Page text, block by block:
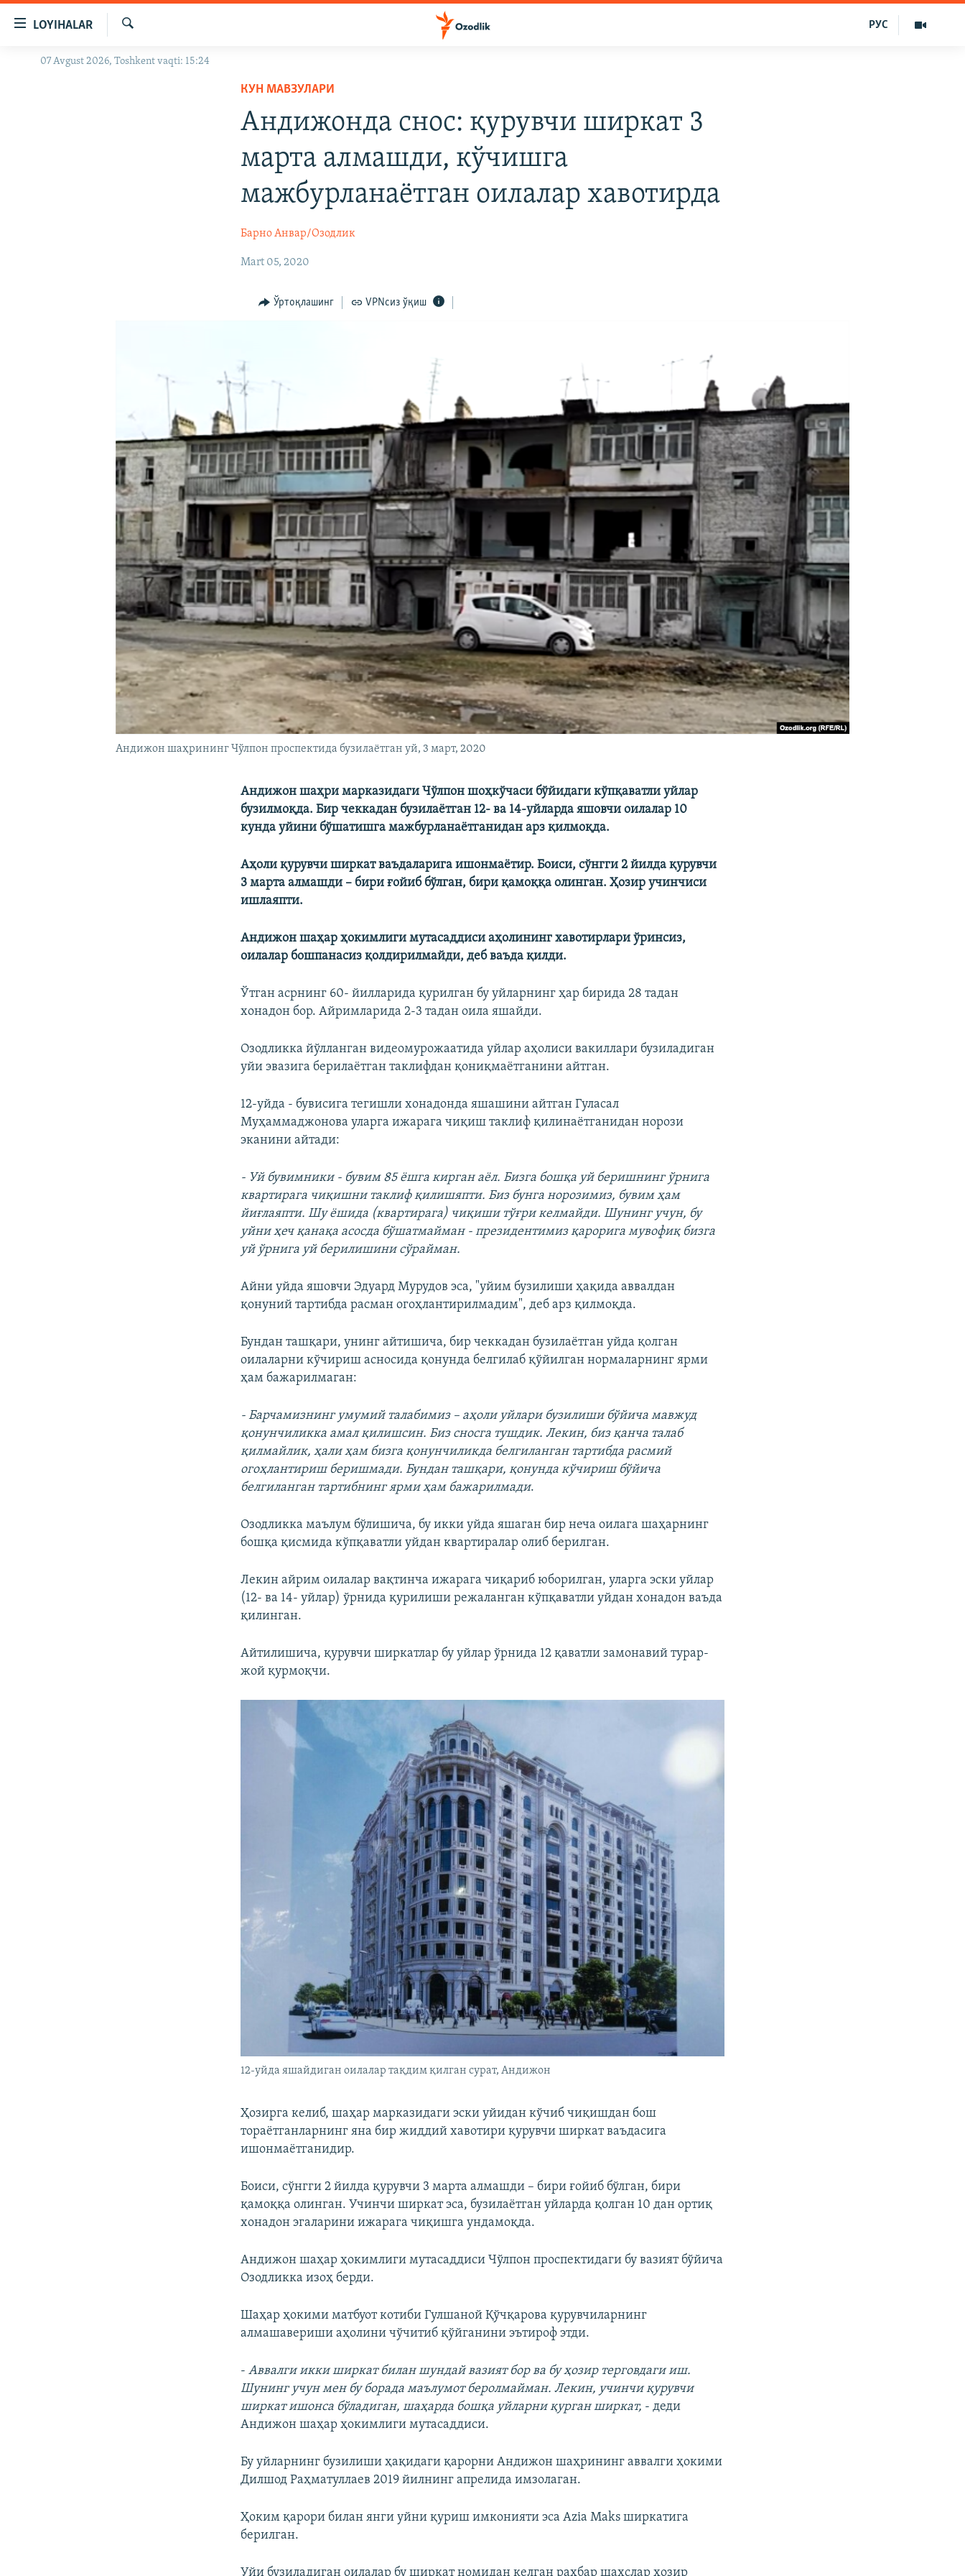
Бош
LOYIHALAR
OZODLIK SURISHTIRUVLARI
Излаш
РУС
07 Avgust 2026, Toshkent vaqti: 15:24
КУН МАВЗУЛАРИ
Андижонда снос: қурувчи ширкат 3
марта алмашди, кўчишга
мажбурланаётган оилалар хавотирда
Барно Анвар/Озодлик
Mart 05, 2020
Ўртоқлашинг VPNсиз ўқиш
Андижон шаҳрининг Чўлпон проспектида бузилаётган уй, 3 март, 2020
Андижон шаҳри марказидаги Чўлпон шоҳкўчаси бўйидаги кўпқаватли уйлар
бузилмоқда. Бир чеккадан бузилаётган 12- ва 14-уйларда яшовчи оилалар 10
кунда уйини бўшатишга мажбурланаётганидан арз қилмоқда.
Аҳоли қурувчи ширкат ваъдаларига ишонмаётир. Боиси, сўнгги 2 йилда қурувчи
3 марта алмашди – бири ғойиб бўлган, бири қамоққа олинган. Ҳозир учинчиси
ишлаяпти.
Андижон шаҳар ҳокимлиги мутасаддиси аҳолининг хавотирлари ўринсиз,
оилалар бошпанасиз қолдирилмайди, деб ваъда қилди.
Ўтган асрнинг 60- йилларида қурилган бу уйларнинг ҳар бирида 28 тадан
хонадон бор. Айримларида 2-3 тадан оила яшайди.
Озодликка йўлланган видеомурожаатида уйлар аҳолиси вакиллари бузиладиган
уйи эвазига берилаётган таклифдан қониқмаётганини айтган.
12-уйда - бувисига тегишли хонадонда яшашини айтган Гуласал
Муҳаммаджонова уларга ижарага чиқиш таклиф қилинаётганидан норози
эканини айтади:
- Уй бувимники - бувим 85 ёшга кирган аёл. Бизга бошқа уй беришнинг ўрнига
квартирага чиқишни таклиф қилишяпти. Биз бунга норозимиз, бувим ҳам
йиғлаяпти. Шу ёшида (квартирага) чиқиши тўғри келмайди. Шунинг учун, бу
уйни ҳеч қанақа асосда бўшатмайман - президентимиз қарорига мувофиқ бизга
уй ўрнига уй берилишини сўрайман.
Айни уйда яшовчи Эдуард Мурудов эса, "уйим бузилиши ҳақида аввалдан
қонуний тартибда расман огоҳлантирилмадим", деб арз қилмоқда.
Бундан ташқари, унинг айтишича, бир чеккадан бузилаётган уйда қолган
оилаларни кўчириш асносида қонунда белгилаб қўйилган нормаларнинг ярми
ҳам бажарилмаган:
- Барчамизнинг умумий талабимиз – аҳоли уйлари бузилиши бўйича мавжуд
қонунчиликка амал қилишсин. Биз сносга тушдик. Лекин, биз қанча талаб
қилмайлик, ҳали ҳам бизга қонунчиликда белгиланган тартибда расмий
огоҳлантириш беришмади. Бундан ташқари, қонунда кўчириш бўйича
белгиланган тартибнинг ярми ҳам бажарилмади.
Озодликка маълум бўлишича, бу икки уйда яшаган бир неча оилага шаҳарнинг
бошқа қисмида кўпқаватли уйдан квартиралар олиб берилган.
Лекин айрим оилалар вақтинча ижарага чиқариб юборилган, уларга эски уйлар
(12- ва 14- уйлар) ўрнида қурилиши режаланган кўпқаватли уйдан хонадон ваъда
қилинган.
Айтилишича, қурувчи ширкатлар бу уйлар ўрнида 12 қаватли замонавий турар-
жой қурмоқчи.
12-уйда яшайдиган оилалар тақдим қилган сурат, Андижон
Ҳозирга келиб, шаҳар марказидаги эски уйидан кўчиб чиқишдан бош
тораётганларнинг яна бир жиддий хавотири қурувчи ширкат ваъдасига
ишонмаётганидир.
Боиси, сўнгги 2 йилда қурувчи 3 марта алмашди – бири ғойиб бўлган, бири
қамоққа олинган. Учинчи ширкат эса, бузилаётган уйларда қолган 10 дан ортиқ
хонадон эгаларини ижарага чиқишга ундамоқда.
Андижон шаҳар ҳокимлиги мутасаддиси Чўлпон проспектидаги бу вазият бўйича
Озодликка изоҳ берди.
Шаҳар ҳокими матбуот котиби Гулшаной Қўчқарова қурувчиларнинг
алмашавериши аҳолини чўчитиб қўйганини эътироф этди.
- Аввалги икки ширкат билан шундай вазият бор ва бу ҳозир терговдаги иш.
Шунинг учун мен бу борада маълумот беролмайман. Лекин, учинчи қурувчи
ширкат ишонса бўладиган, шаҳарда бошқа уйларни қурган ширкат, - деди
Андижон шаҳар ҳокимлиги мутасаддиси.
Бу уйларнинг бузилиши ҳақидаги қарорни Андижон шаҳрининг аввалги ҳокими
Дилшод Раҳматуллаев 2019 йилнинг апрелида имзолаган.
Ҳоким қарори билан янги уйни қуриш имконияти эса Azia Maks ширкатига
берилган.
Уйи бузиладиган оилалар бу ширкат номидан келган раҳбар шахслар ҳозир